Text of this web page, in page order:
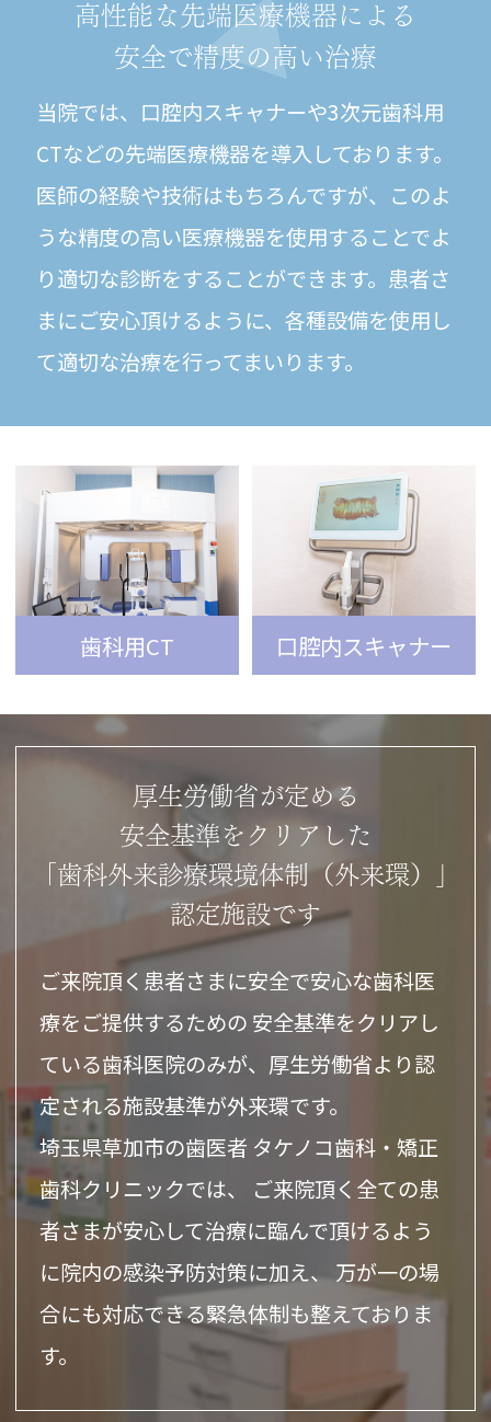
高性能な先端医療機器による
安全で精度の高い治療
当院では、口腔内スキャナーや3次元歯科用
CTなどの先端医療機器を導入しております。
医師の経験や技術はもちろんですが、このよ
うな精度の高い医療機器を使用することでよ
り適切な診断をすることができます。患者さ
まにご安心頂けるように、各種設備を使用し
て適切な治療を行ってまいります。
歯科用CT 口腔内スキャナー
厚生労働省が定める
安全基準をクリアした
「歯科外来診療環境体制（外来環）」
認定施設です
ご来院頂く患者さまに安全で安心な歯科医
療をご提供するための 安全基準をクリアし
ている歯科医院のみが、 厚生労働省より認
定される施設基準が外来環です。
埼玉県草加市の歯医者 タケノコ歯科・矯正
歯科クリニックでは、
ご来院頂く全ての患
者さまが安心して治療に臨んで頂けるよう
に院内の感染予防対策に加え、
万が一の場
合にも対応できる緊急体制も整えておりま
す。